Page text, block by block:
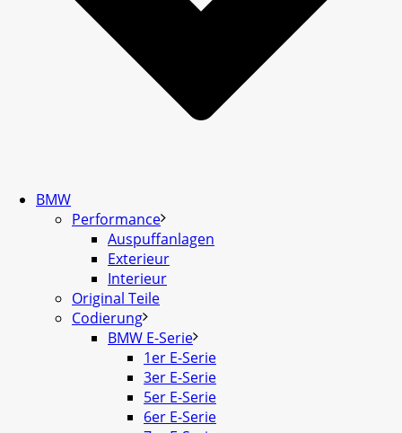
BMW
Performance
Auspuffanlagen
Exterieur
Interieur
Original Teile
Codierung
BMW E-Serie
1er E-Serie
3er E-Serie
5er E-Serie
6er E-Serie